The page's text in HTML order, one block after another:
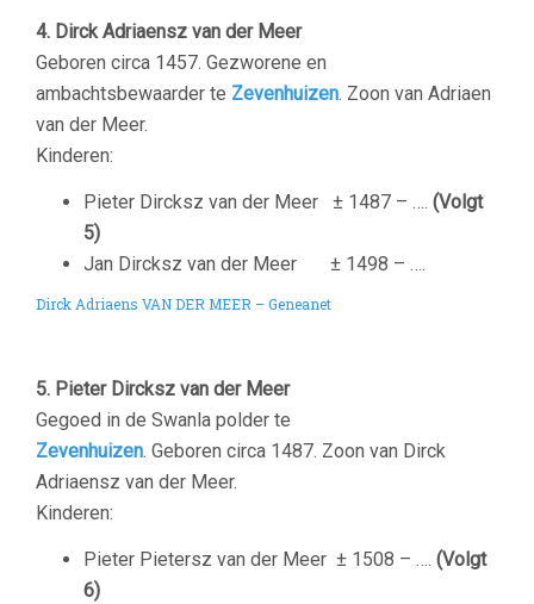
4. Dirck Adriaensz van der Meer
Geboren circa 1457. Gezworene en
ambachtsbewaarder te Zevenhuizen. Zoon van Adriaen
van der Meer.
Kinderen:
Pieter Dircksz van der Meer ± 1487 – …. (Volgt
5)
Jan Dircksz van der Meer ± 1498 – ….
Dirck Adriaens VAN DER MEER – Geneanet
5. Pieter Dircksz van der Meer
Gegoed in de Swanla polder te
Zevenhuizen. Geboren circa 1487. Zoon van Dirck
Adriaensz van der Meer.
Kinderen:
Pieter Pietersz van der Meer ± 1508 – …. (Volgt
6)